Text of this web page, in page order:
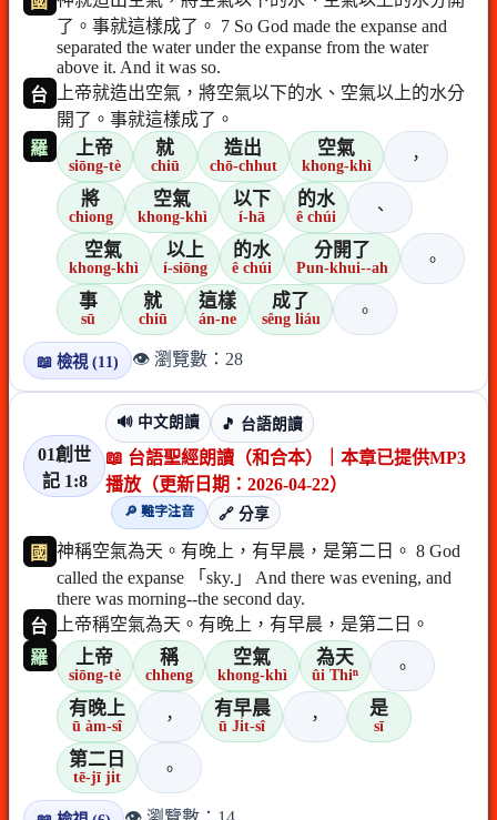
了。事就這樣成了。 7 So God made the expanse and
separated the water under the expanse from the water
above it. And it was so.
台
上帝就造出空氣，將空氣以下的水、空氣以上的水分
開了。事就這樣成了。
羅
上帝
siōng-tè
就
chiū
造出
chō-chhut
空氣
khong-khì ，
將
chiong
空氣
khong-khì
以下
í-hā
的水
ê chúi 、
空氣
khong-khì
以上
í-siōng
的水
ê chúi
分開了
Pun-khui--ah 。
事
sū
就
chiū
這樣
án-ne
成了
sêng liáu 。
📖 檢視 (11) 👁️ 瀏覽數：28
01創世
記 1:8
🔊 中文朗讀 🎵 台語朗讀
📖 台語聖經朗讀（和合本）｜本章已提供MP3
播放（更新日期：2026-04-22）
🔎 難字注音
🔗 分享
國 神稱空氣為天。有晚上，有早晨，是第二日。 8 God
called the expanse 「sky.」 And there was evening, and
there was morning--the second day.
台
上帝稱空氣為天。有晚上，有早晨，是第二日。
羅
上帝
siōng-tè
稱
chheng
空氣
khong-khì
為天
ûi Thiⁿ 。
有晚上
ū àm-sî ， 有早晨
ū Ji̍t-sî ， 是
sī
第二日
tē-jī ji̍t 。